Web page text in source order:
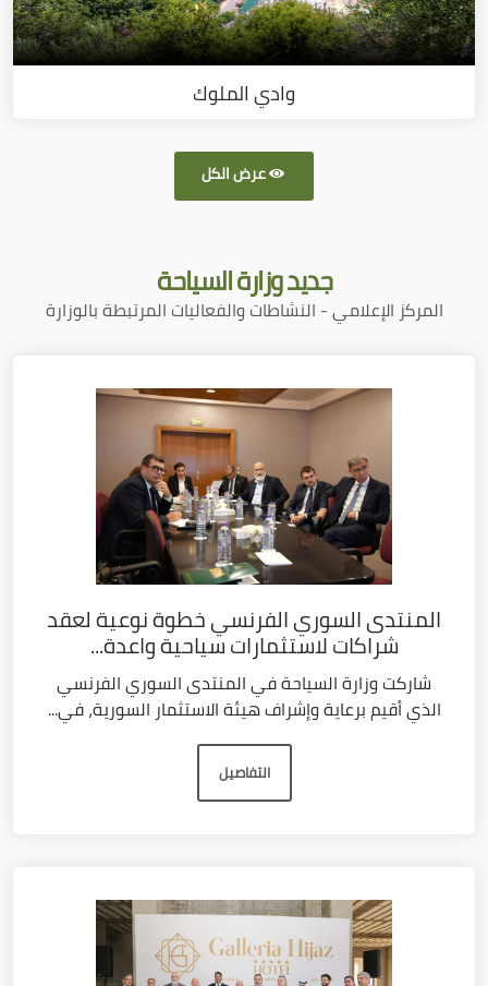
وادي الملوك
عرض الكل
جديدوزارة السياحة
المركز الإعلامي - النشاطات والفعاليات المرتبطة بالوزارة
المنتدى السوري الفرنسي خطوة نوعية لعقد
شراكات لاستثمارات سياحية واعدة...
شاركت وزارة السياحة في المنتدى السوري الفرنسي
الذي أقيم برعاية وإشراف هيئة الاستثمار السورية، في...
التفاصيل